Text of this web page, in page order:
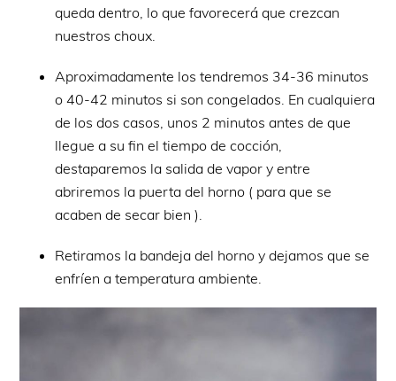
queda dentro, lo que favorecerá que crezcan
nuestros choux.
Aproximadamente los tendremos 34-36 minutos
o 40-42 minutos si son congelados. En cualquiera
de los dos casos, unos 2 minutos antes de que
llegue a su fin el tiempo de cocción,
destaparemos la salida de vapor y entre
abriremos la puerta del horno ( para que se
acaben de secar bien ).
Retiramos la bandeja del horno y dejamos que se
enfríen a temperatura ambiente.